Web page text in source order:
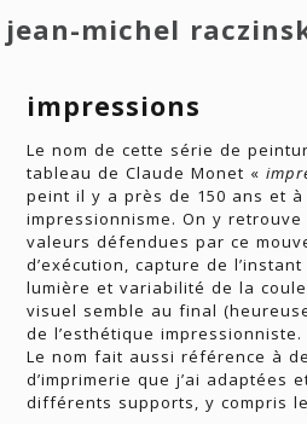
jean-michel
impressions
Le nom de cette série de
tableau de Claude Monet «
peint il y a près de 150 ans et à
impressionnisme. On y
valeurs défendues par ce
d’exécution, capture de
lumière et variabilité de la
visuel semble au final
de l’esthétique impressionniste.
Le nom fait aussi référence à
d’imprimerie que j’ai adaptées
différents supports, y compris